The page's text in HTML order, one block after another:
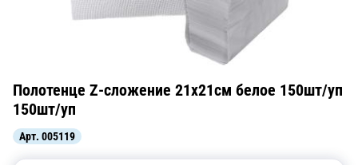
Полотенце Z-сложение 21х21см белое 150шт/уп
150шт/уп
Арт. 005119